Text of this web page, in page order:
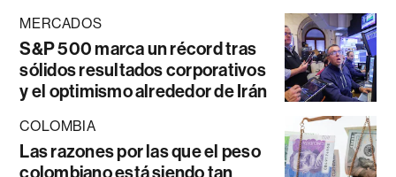
MERCADOS
S&P 500 marca un récord tras
sólidos resultados corporativos
y el optimismo alrededor de Irán
COLOMBIA
Las razones por las que el peso
colombiano está siendo tan